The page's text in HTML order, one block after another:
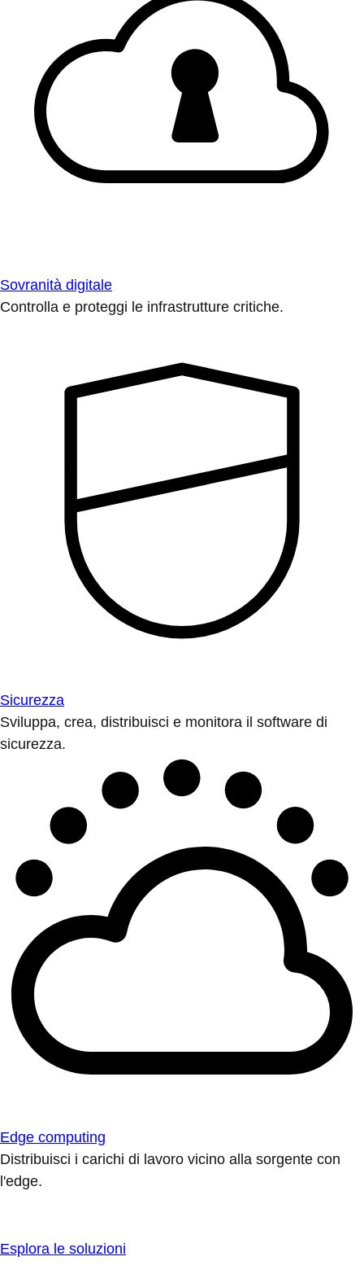
Sovranità digitale
Controlla e proteggi le infrastrutture critiche.
Sicurezza
Sviluppa, crea, distribuisci e monitora il software di
sicurezza.
Edge computing
Distribuisci i carichi di lavoro vicino alla sorgente con
l'edge.
Esplora le soluzioni